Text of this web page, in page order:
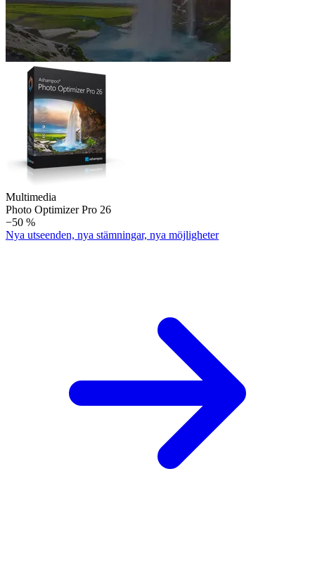
Multimedia
Photo Optimizer Pro 26
−50 %
Nya utseenden, nya stämningar, nya möjligheter